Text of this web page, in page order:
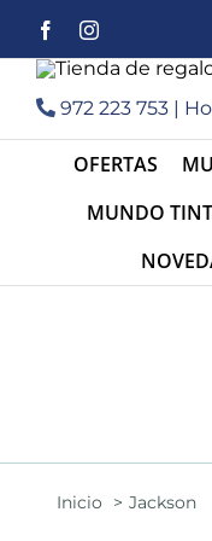
Saltar
contenido
FacebookInstagram
972 223 753 |
OFERTAS
MUNDO
Inicio Jackson